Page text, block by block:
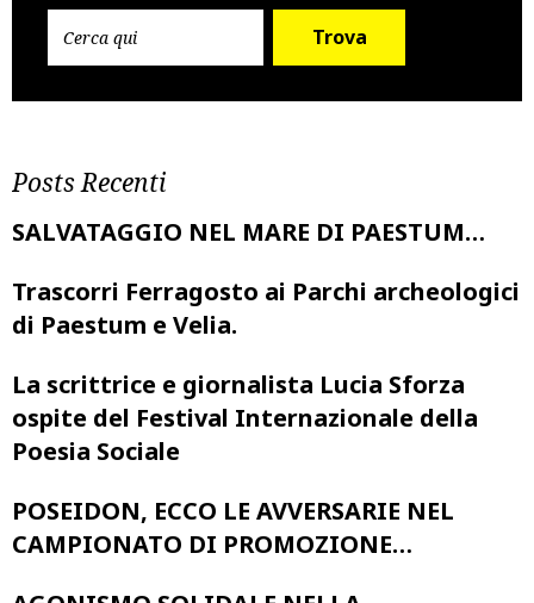
Trova
Posts Recenti
SALVATAGGIO NEL MARE DI PAESTUM…
Trascorri Ferragosto ai Parchi archeologici
di Paestum e Velia.
La scrittrice e giornalista Lucia Sforza
ospite del Festival Internazionale della
Poesia Sociale
POSEIDON, ECCO LE AVVERSARIE NEL
CAMPIONATO DI PROMOZIONE…